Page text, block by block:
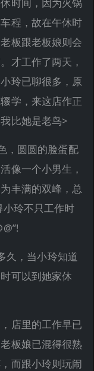
程，故在午休时
板跟老板娘则会
才工作了两天，
玲已聊很多，原
学，来这店作正
比她是老鸟>
，圆圆的脸蛋配
像一个小男生，
丰满的双峰，总
玲不只工作时
久，当小玲知道
可以到她家休
店里的工作早已
板娘已混得很熟
而跟小玲则玩闹